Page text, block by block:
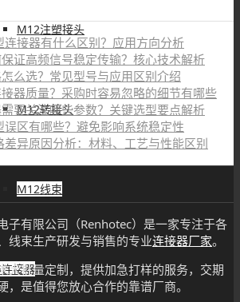
M12注塑接头
M12转接头
M12线束
接器
接器有什么区别？应用方向分析
证高频信号稳定传输？核心技术解析
么选？常见型号与应用区别介绍
器质量？采购时容易忽略的细节有哪些
要关注哪些参数？关键选型要点解析
误区有哪些？避免影响系统稳定性
差异原因分析：材料、工艺与性能区别
子有限公司（Renhotec）是一家专注于各
线束生产研发与销售的专业连接器厂家。
大批量定制，提供加急打样的服务，交期
，是值得您放心合作的靠谱厂商。